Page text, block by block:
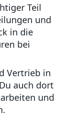
Teil
und
in die
bei
Vertrieb in
auch dort
und